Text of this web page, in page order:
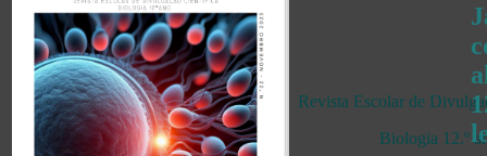
Revista Escolar de
Biologia 12.º